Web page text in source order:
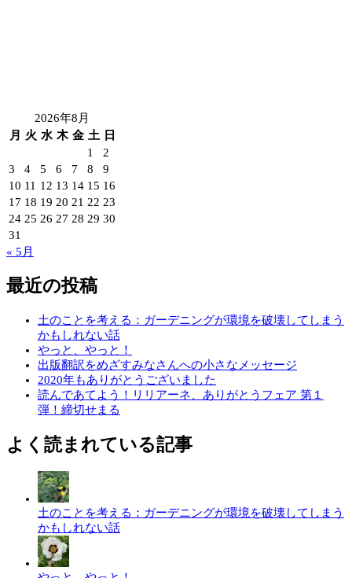
2026年8月
月
火 水 木 金 土
日
1
2
3
4 5 6 7 8
9
10 11 12 13 14 15 16
17 18 19 20 21 22 23
24 25 26 27 28 29 30
31
« 5月
最近の投稿
土のことを考える：ガーデニングが環境を破壊してしまう
かもしれない話
やっと、やっと！
出版翻訳をめざすみなさんへの小さなメッセージ
2020年もありがとうございました
読んであてよう！リリアーネ、ありがとうフェア 第１
弾！締切せまる
よく読まれている記事
土のことを考える：ガーデニングが環境を破壊してしまう
かもしれない話